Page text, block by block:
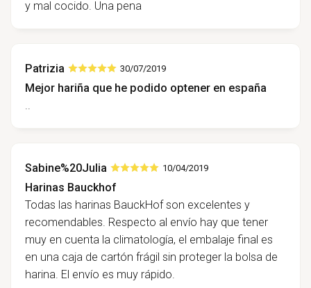
y mal cocido. Una pena
Patrizia 30/07/2019
Mejor hariña que he podido optener en españa
..
Sabine%20Julia 10/04/2019
Harinas Bauckhof
Todas las harinas BauckHof son excelentes y
recomendables. Respecto al envío hay que tener
muy en cuenta la climatología, el embalaje final es
en una caja de cartón frágil sin proteger la bolsa de
harina. El envío es muy rápido.